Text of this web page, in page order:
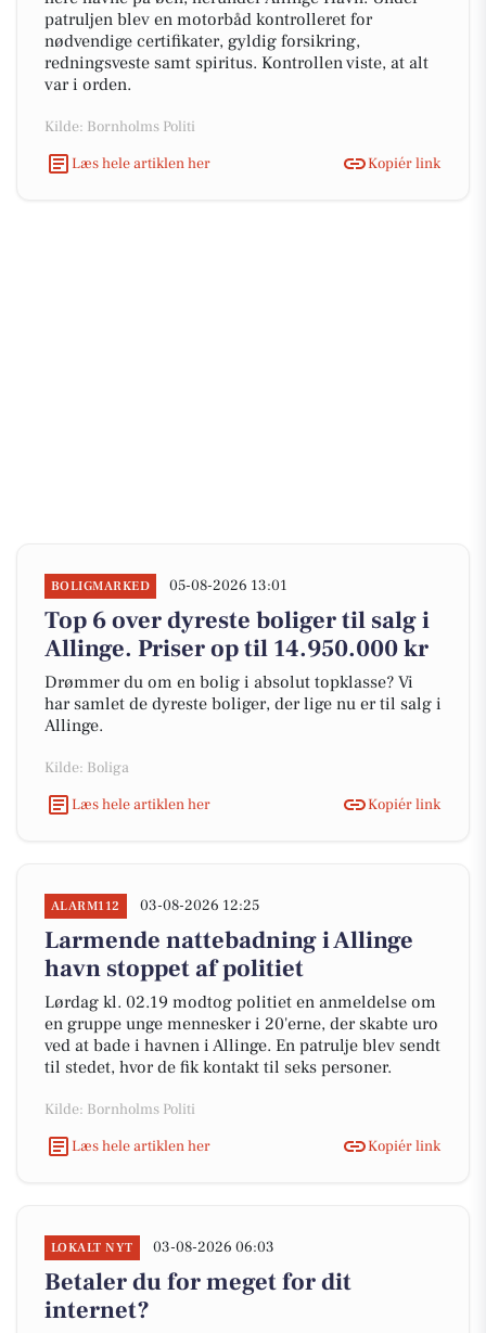
patruljen blev en motorbåd kontrolleret for
nødvendige certifikater, gyldig forsikring,
redningsveste samt spiritus. Kontrollen viste, at alt
var i orden.
Kilde: Bornholms Politi
Læs hele artiklen her
Kopiér link
BOLIGMARKED 05-08-2026 13:01
Top 6 over dyreste boliger til salg i
Allinge. Priser op til 14.950.000 kr
Drømmer du om en bolig i absolut topklasse? Vi
har samlet de dyreste boliger, der lige nu er til salg i
Allinge.
Kilde: Boliga
Læs hele artiklen her
Kopiér link
ALARM112 03-08-2026 12:25
Larmende nattebadning i Allinge
havn stoppet af politiet
Lørdag kl. 02.19 modtog politiet en anmeldelse om
en gruppe unge mennesker i 20'erne, der skabte uro
ved at bade i havnen i Allinge. En patrulje blev sendt
til stedet, hvor de fik kontakt til seks personer.
Kilde: Bornholms Politi
Læs hele artiklen her
Kopiér link
LOKALT NYT 03-08-2026 06:03
Betaler du for meget for dit
internet?